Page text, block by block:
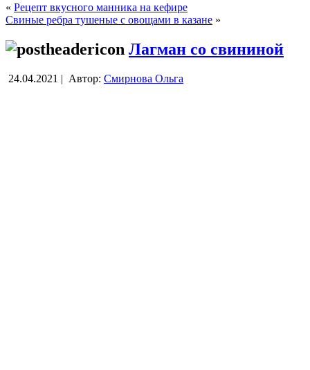
« Рецепт вкусного манника на кефире
Свиные ребра тушеные с овощами в казане »
Лагман со свининой
24.04.2021 | Автор: Смирнова Ольга